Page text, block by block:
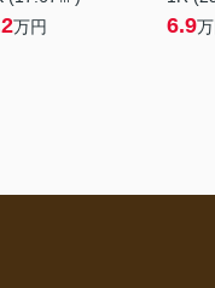
万円 6.9